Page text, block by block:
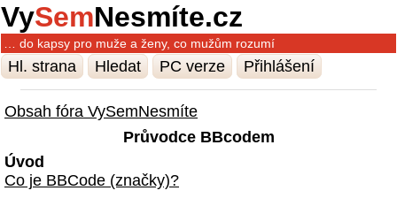
VySemNesmíte.cz
… do kapsy pro muže a ženy, co mužům rozumí
Hl. strana Hledat PC verze Přihlášení
Obsah fóra VySemNesmíte
Průvodce BBcodem
Úvod
Co je BBCode (značky)?